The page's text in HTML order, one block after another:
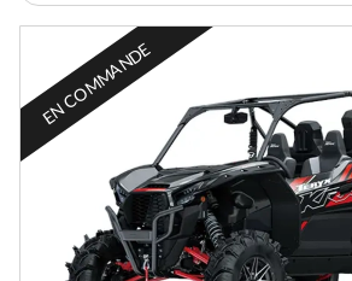
EN COMMANDE